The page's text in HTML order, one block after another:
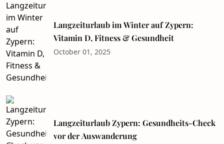
Langzeiturlaub im Winter auf Zypern:
Vitamin D, Fitness & Gesundheit
October 01, 2025
Langzeiturlaub Zypern: Gesundheits-Check
vor der Auswanderung